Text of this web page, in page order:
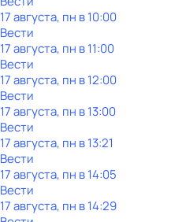
17 августа, пн в 10:00
Вести
17 августа, пн в 11:00
Вести
17 августа, пн в 12:00
Вести
17 августа, пн в 13:00
Вести
17 августа, пн в 13:21
Вести
17 августа, пн в 14:05
Вести
17 августа, пн в 14:29